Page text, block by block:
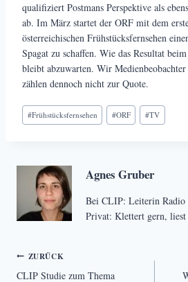
qualifiziert Postmans Perspektive als
ab. Im März startet der ORF mit dem
österreichischen Frühstücksfernsehen
Spagat zu schaffen. Wie das Resultat
bleibt abzuwarten. Wir
zählen dennoch nicht zur Quote.
Schlagworte:
#Frühstücksfernsehen #ORF #TV
Agnes Gruber
Bei CLIP: Leiterin
Privat: Klettert gern,
Beitragsnavigation
ZURÜCK
CLIP Studie zum Thema